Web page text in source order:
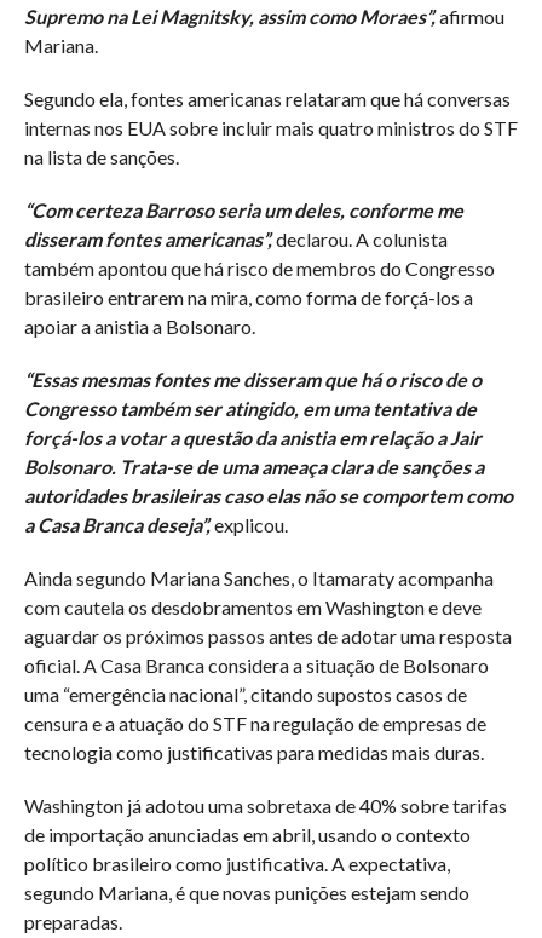
Supremo na Lei Magnitsky, assim como Moraes”,afirmou
Mariana.
Segundo ela, fontes americanas relataram que há conversas
internas nos EUA sobre incluir mais quatro ministros do STF
na lista de sanções.
“Com certeza Barroso seria um deles, conforme me
disseram fontes americanas”,declarou. A colunista
também apontou que há risco de membros do Congresso
brasileiro entrarem na mira, como forma de forçá-los a
apoiar a anistia a Bolsonaro.
“Essas mesmas fontes me disseram que há o risco de o
Congresso também ser atingido, em uma tentativa de
forçá-los a votar a questão da anistia em relação a Jair
Bolsonaro. Trata-se de uma ameaça clara de sanções a
autoridades brasileiras caso elas não se comportem como
a Casa Branca deseja”,explicou.
Ainda segundo Mariana Sanches, o Itamaraty acompanha
com cautela os desdobramentos em Washington e deve
aguardar os próximos passos antes de adotar uma resposta
oficial. A Casa Branca considera a situação de Bolsonaro
uma “emergência nacional”, citando supostos casos de
censura e a atuação do STF na regulação de empresas de
tecnologia como justificativas para medidas mais duras.
Washington já adotou uma sobretaxa de 40% sobre tarifas
de importação anunciadas em abril, usando o contexto
político brasileiro como justificativa. A expectativa,
segundo Mariana, é que novas punições estejam sendo
preparadas.